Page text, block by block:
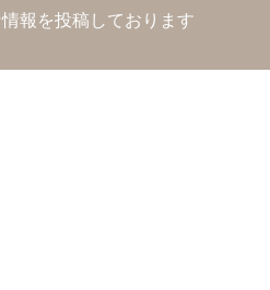
報を投稿しております